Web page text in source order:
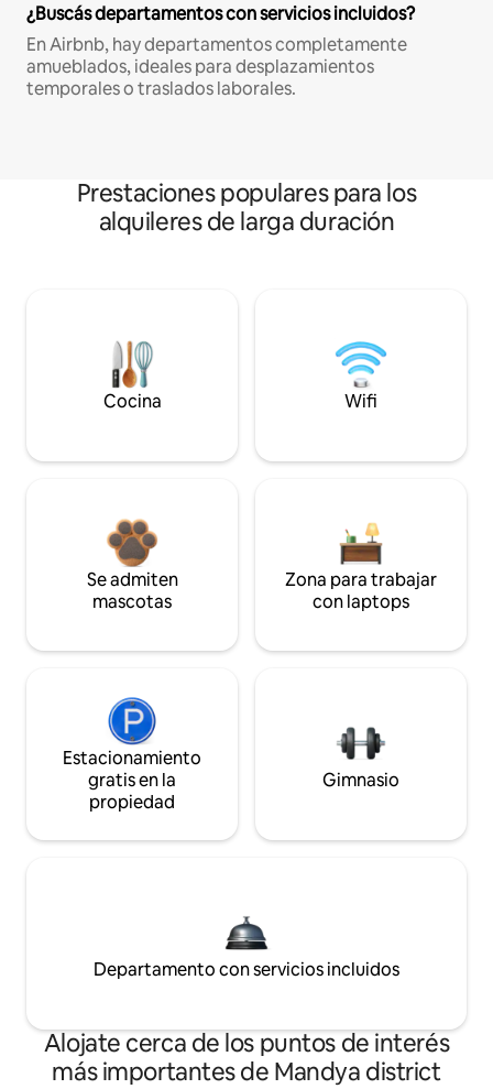
¿Buscás departamentos con servicios incluidos?
En Airbnb, hay departamentos completamente
amueblados, ideales para desplazamientos
temporales o traslados laborales.
Prestaciones populares para los
alquileres de larga duración
Cocina Wifi
Se admiten
mascotas
Zona para trabajar
con laptops
Estacionamiento
gratis en la
propiedad
Gimnasio
Departamento con servicios incluidos
Alojate cerca de los puntos de interés
más importantes de Mandya district